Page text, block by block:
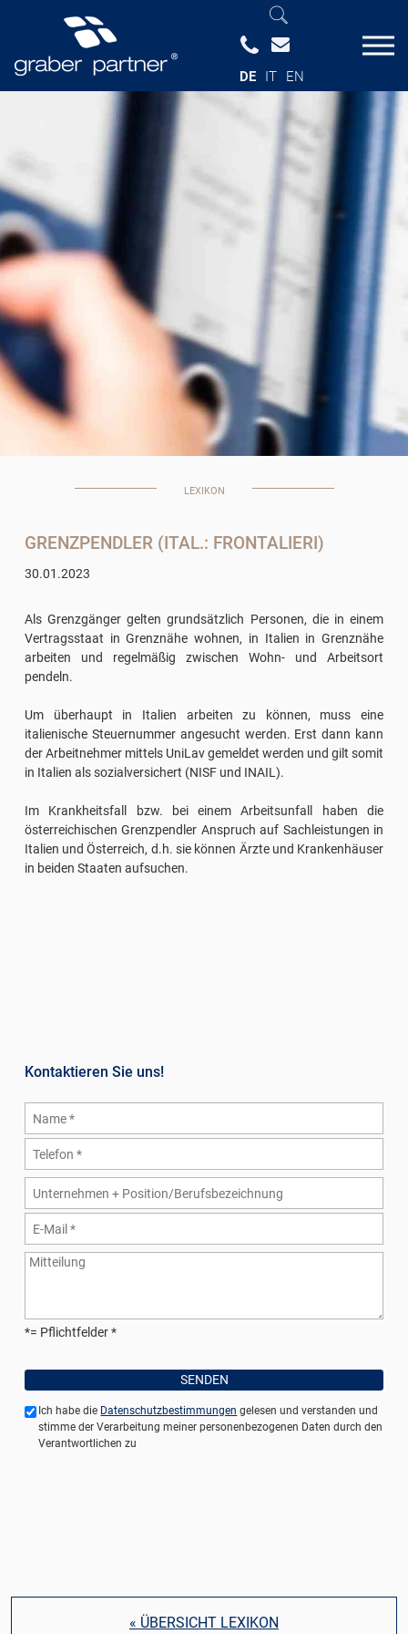
DE IT EN
LEXIKON
GRENZPENDLER (ITAL.: FRONTALIERI)
30.01.2023
Als Grenzgänger gelten grundsätzlich Personen, die in einem
Vertragsstaat in Grenznähe wohnen, in Italien in Grenznähe
arbeiten und regelmäßig zwischen Wohn- und Arbeitsort
pendeln.
Um überhaupt in Italien arbeiten zu können, muss eine
italienische Steuernummer angesucht werden. Erst dann kann
der Arbeitnehmer mittels UniLav gemeldet werden und gilt somit
in Italien als sozialversichert (NISF und INAIL).
Im Krankheitsfall bzw. bei einem Arbeitsunfall haben die
österreichischen Grenzpendler Anspruch auf Sachleistungen in
Italien und Österreich, d.h. sie können Ärzte und Krankenhäuser
in beiden Staaten aufsuchen.
Kontaktieren Sie uns!
*= Pflichtfelder
Ich habe die Datenschutzbestimmungen gelesen und verstanden und
stimme der Verarbeitung meiner personenbezogenen Daten durch den
Verantwortlichen zu
« ÜBERSICHT LEXIKON